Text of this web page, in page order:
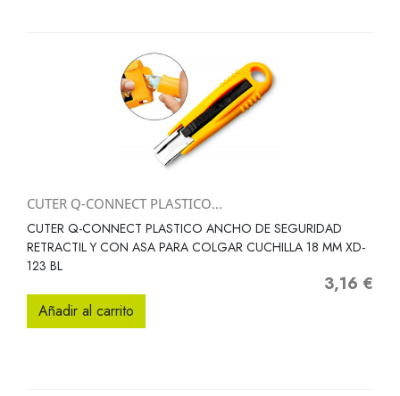
CUTER Q-CONNECT PLASTICO...
CUTER Q-CONNECT PLASTICO ANCHO DE SEGURIDAD
RETRACTIL Y CON ASA PARA COLGAR CUCHILLA 18 MM XD-
123 BL
Precio
3,16 €
Añadir al carrito